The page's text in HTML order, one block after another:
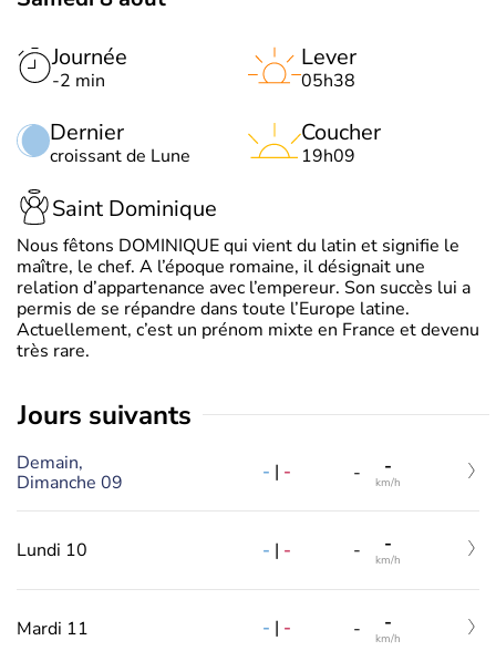
Journée
-2 min
Dernier
croissant de Lune
Lever
05h38
Coucher
19h09
Saint Dominique
Nous fêtons DOMINIQUE qui vient du latin et signifie le
maître, le chef. A l’époque romaine, il désignait une
relation d’appartenance avec l’empereur. Son succès lui a
permis de se répandre dans toute l’Europe latine.
Actuellement, c’est un prénom mixte en France et devenu
très rare.
jours suivants
Demain,
Dimanche 09
- | - - -
km/h
Lundi 10 - | - - -
km/h
Mardi 11 - | - - -
km/h